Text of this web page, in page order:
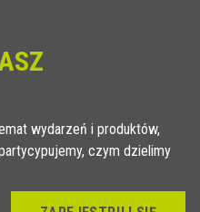
wydarzeń i produktów,
czym dzielimy